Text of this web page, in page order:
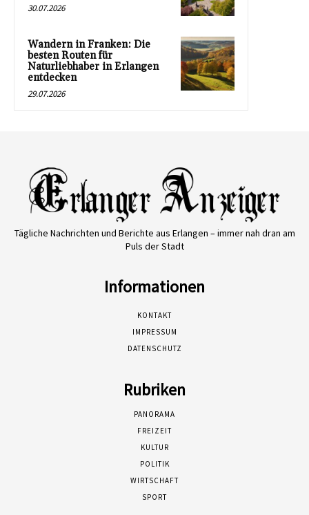
30.07.2026
Wandern in Franken: Die
besten Routen für
Naturliebhaber in Erlangen
entdecken
29.07.2026
Tägliche Nachrichten und Berichte aus Erlangen – immer nah dran am
Puls der Stadt
Informationen
KONTAKT
IMPRESSUM
DATENSCHUTZ
Rubriken
PANORAMA
FREIZEIT
KULTUR
POLITIK
WIRTSCHAFT
SPORT